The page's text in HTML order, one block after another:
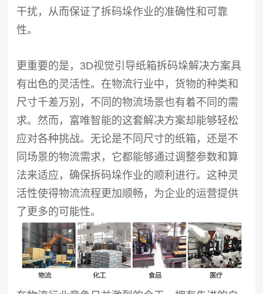
干扰，从而保证了拆码垛作业的准确性和可靠
性。
更重要的是，3D视觉引导纸箱拆码垛解决方案具
有出色的灵活性。在物流行业中，货物的种类和
尺寸千差万别，不同的物流场景也有着不同的需
求。然而，富唯智能的这套解决方案却能够轻松
应对各种挑战。无论是不同尺寸的纸箱，还是不
同场景的物流需求，它都能够通过调整参数和算
法来适应，确保拆码垛作业的顺利进行。这种灵
活性使得物流流程更加顺畅，为企业的运营提供
了更多的可能性。